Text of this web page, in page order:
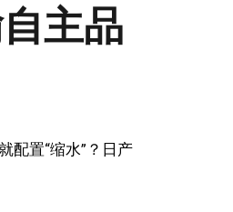
主品
配置“缩水”？日产